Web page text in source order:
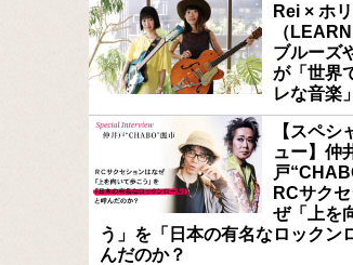
Rei × ホ
（
ブルーズ
が「世界
レな音楽
【スペシ
ュー】仲
戸
RCサク
ぜ「上を
う」を「日本の有名なロックン
んだのか？